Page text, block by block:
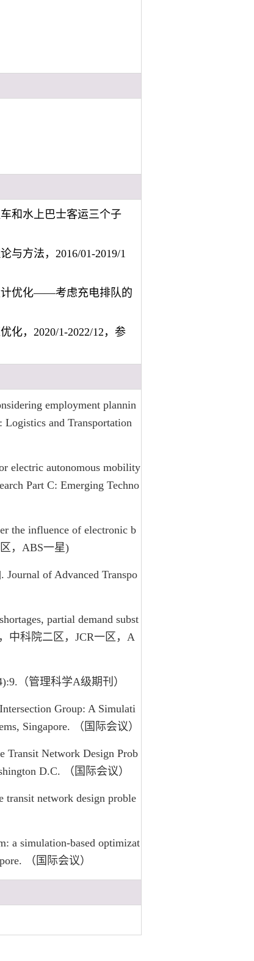
和水上巴士客运三个子
与方法，2016/01-2019/1
计优化——考虑充电排队的
化，2020/1-2022/12，参
employment plannin
Logistics and Transportation
electric autonomous mobility
Part C: Emerging Techno
the influence of electronic b
，ABS一星)
of Advanced Transpo
partial demand subst
中科院二区，JCR一区，A
（管理科学A级期刊）
Group: A Simulati
Singapore. （国际会议）
Transit Network Design Prob
D.C. （国际会议）
network design proble
a simulation-based optimizat
（国际会议）